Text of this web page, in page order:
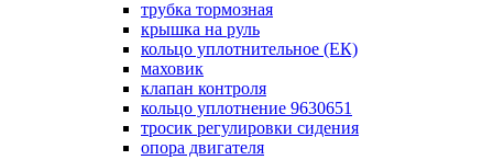
трубка тормозная
крышка на руль
кольцо уплотнительное (ЕК)
маховик
клапан контроля
кольцо уплотнение 9630651
тросик регулировки сидения
опора двигателя